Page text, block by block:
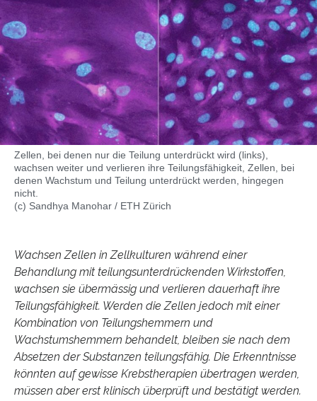
Zellen, bei denen nur die Teilung unterdrückt wird (links),
wachsen weiter und verlieren ihre Teilungsfähigkeit, Zellen, bei
denen Wachstum und Teilung unterdrückt werden, hingegen
nicht.
(c) Sandhya Manohar / ETH Zürich
Wachsen Zellen in Zellkulturen während einer
Behandlung mit teilungsunterdrückenden Wirkstoffen,
wachsen sie übermässig und verlieren dauerhaft ihre
Teilungsfähigkeit. Werden die Zellen jedoch mit einer
Kombination von Teilungshemmern und
Wachstumshemmern behandelt, bleiben sie nach dem
Absetzen der Substanzen teilungsfähig. Die Erkenntnisse
könnten auf gewisse Krebstherapien übertragen werden,
müssen aber erst klinisch überprüft und bestätigt werden.